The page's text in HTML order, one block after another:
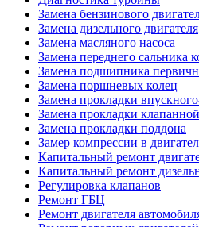
Замена бензинового
Замена дизельного двигателя
Замена масляного насоса
Замена переднего сальника
Замена подшипника
Замена поршневых колец
Замена прокладки
Замена прокладки
Замена прокладки поддона
Замер компрессии в
Капитальный ремонт
Капитальный ремонт
Регулировка клапанов
Ремонт ГБЦ
Ремонт двигателя